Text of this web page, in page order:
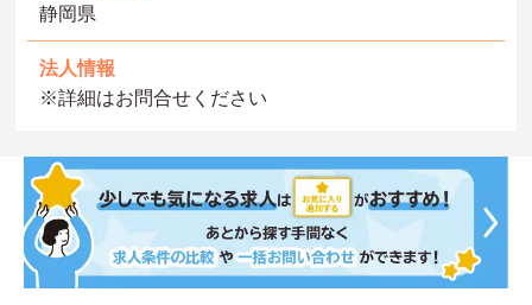
静岡県
法人情報
※詳細はお問合せください